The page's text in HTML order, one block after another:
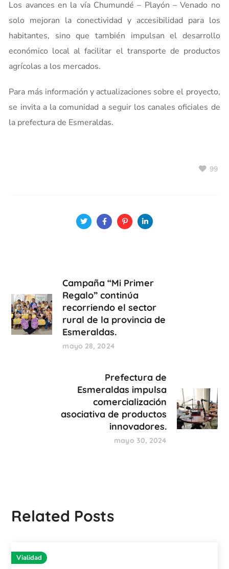
Los avances en la vía Chumundé – Playón – Venado no
solo mejoran la conectividad y accesibilidad para los
habitantes, sino que también impulsan el desarrollo
económico local al facilitar el transporte de productos
agrícolas a los mercados.
Para más información y actualizaciones sobre el proyecto,
se invita a la comunidad a seguir los canales oficiales de
la prefectura de Esmeraldas.
99
Campaña “Mi Primer
Regalo” continúa
recorriendo el sector
rural de la provincia de
Esmeraldas.
mayo 28, 2024
Prefectura de
Esmeraldas impulsa
comercialización
asociativa de productos
innovadores.
mayo 30, 2024
Related Posts
Vialidad